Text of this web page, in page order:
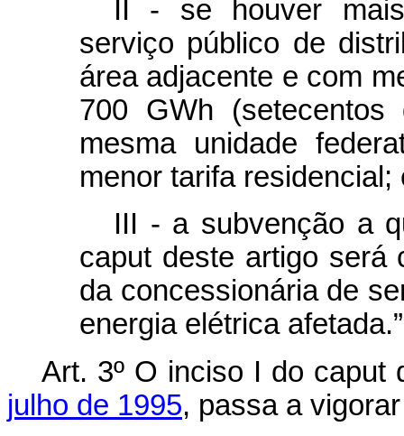
II - se houver
serviço público de
área adjacente e com
700 GWh (setecentos
mesma unidade
menor tarifa residencial;
III - a subvenção a
caput deste artigo será
da concessionária de
energia elétrica
Art. 3º O inciso I do caput
julho de 1995, passa a